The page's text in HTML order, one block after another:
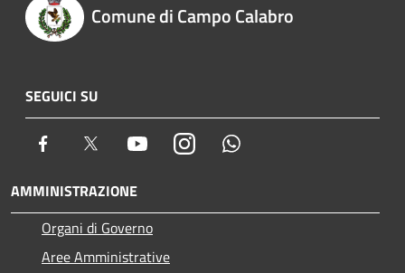
Comune di Campo Calabro
SEGUICI SU
Facebook Twitter YoutubeInstagram
AMMINISTRAZIONE
Organi di Governo
Aree Amministrative